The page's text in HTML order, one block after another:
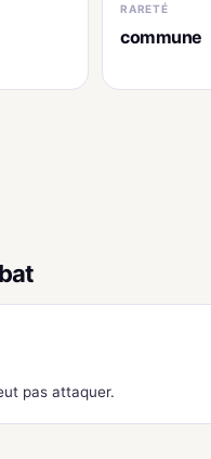
RARETÉ
commune
pas attaquer.